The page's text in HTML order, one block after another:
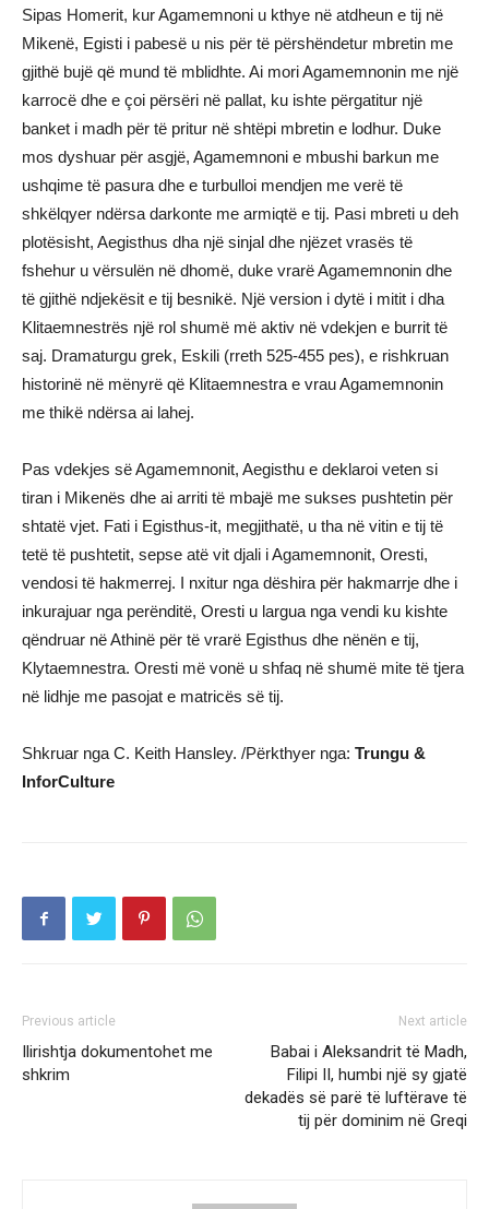
Sipas Homerit, kur Agamemnoni u kthye në atdheun e tij në
Mikenë, Egisti i pabesë u nis për të përshëndetur mbretin me
gjithë bujë që mund të mblidhte. Ai mori Agamemnonin me një
karrocë dhe e çoi përsëri në pallat, ku ishte përgatitur një
banket i madh për të pritur në shtëpi mbretin e lodhur. Duke
mos dyshuar për asgjë, Agamemnoni e mbushi barkun me
ushqime të pasura dhe e turbulloi mendjen me verë të
shkëlqyer ndërsa darkonte me armiqtë e tij. Pasi mbreti u deh
plotësisht, Aegisthus dha një sinjal dhe njëzet vrasës të
fshehur u vërsulën në dhomë, duke vrarë Agamemnonin dhe
të gjithë ndjekësit e tij besnikë. Një version i dytë i mitit i dha
Klitaemnestrës një rol shumë më aktiv në vdekjen e burrit të
saj. Dramaturgu grek, Eskili (rreth 525-455 pes), e rishkruan
historinë në mënyrë që Klitaemnestra e vrau Agamemnonin
me thikë ndërsa ai lahej.
Pas vdekjes së Agamemnonit, Aegisthu e deklaroi veten si
tiran i Mikenës dhe ai arriti të mbajë me sukses pushtetin për
shtatë vjet. Fati i Egisthus-it, megjithatë, u tha në vitin e tij të
tetë të pushtetit, sepse atë vit djali i Agamemnonit, Oresti,
vendosi të hakmerrej. I nxitur nga dëshira për hakmarrje dhe i
inkurajuar nga perënditë, Oresti u largua nga vendi ku kishte
qëndruar në Athinë për të vrarë Egisthus dhe nënën e tij,
Klytaemnestra. Oresti më vonë u shfaq në shumë mite të tjera
në lidhje me pasojat e matricës së tij.
Shkruar nga C. Keith Hansley. /Përkthyer nga: Trungu &
InforCulture
Previous article
Ilirishtja dokumentohet me
shkrim
Next article
Babai i Aleksandrit të Madh,
Filipi II, humbi një sy gjatë
dekadës së parë të luftërave të
tij për dominim në Greqi